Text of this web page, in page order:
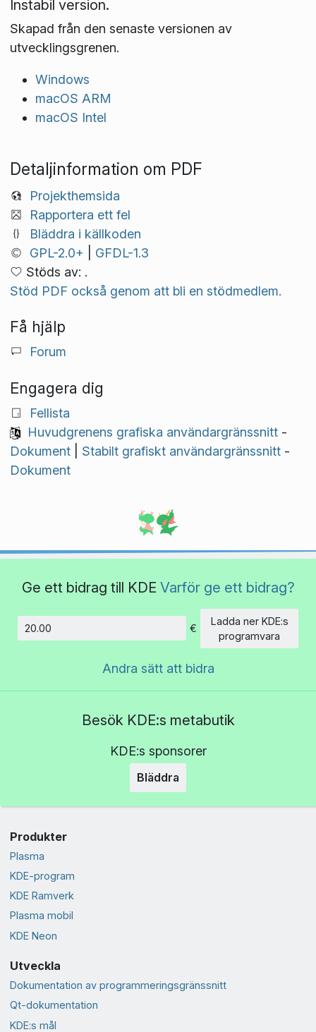
Instabil version.
Skapad från den senaste versionen av
utvecklingsgrenen.
Windows
macOS ARM
macOS Intel
Detaljinformation om PDF
Projekthemsida
Rapportera ett fel
Bläddra i källkoden
GPL-2.0+
GFDL-1.3
Stöds av: .
Stöd PDF också genom att bli en stödmedlem.
Få hjälp
Forum
Engagera dig
Fellista
Huvudgrenens grafiska användargränssnitt-
Dokument| Stabilt grafiskt användargränssnitt-
Dokument
Ge ett bidrag till KDE Varför ge ett bidrag?
€
Ladda ner KDE:s
programvara
Andra sätt att bidra
Besök KDE:s metabutik
KDE:s sponsorer
Bläddra
Produkter
Plasma
KDE-program
KDE Ramverk
Plasma mobil
KDE Neon
Utveckla
Dokumentation av programmeringsgränssnitt
Qt-dokumentation
KDE:s mål